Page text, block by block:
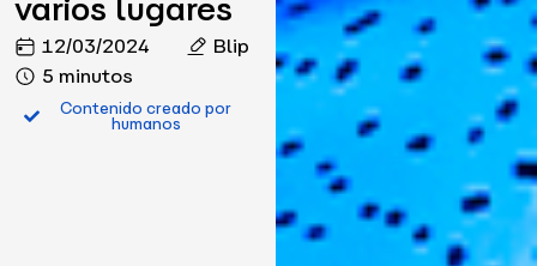
varios lugares
12/03/2024
Blip
5 minutos
Contenido creado por
humanos